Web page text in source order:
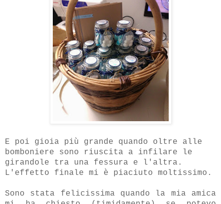
E poi gioia più grande quando oltre alle
bomboniere sono riuscita a infilare le
girandole tra una fessura e l'altra.
L'effetto finale mi è piaciuto moltissimo.
Sono stata felicissima quando la mia amica